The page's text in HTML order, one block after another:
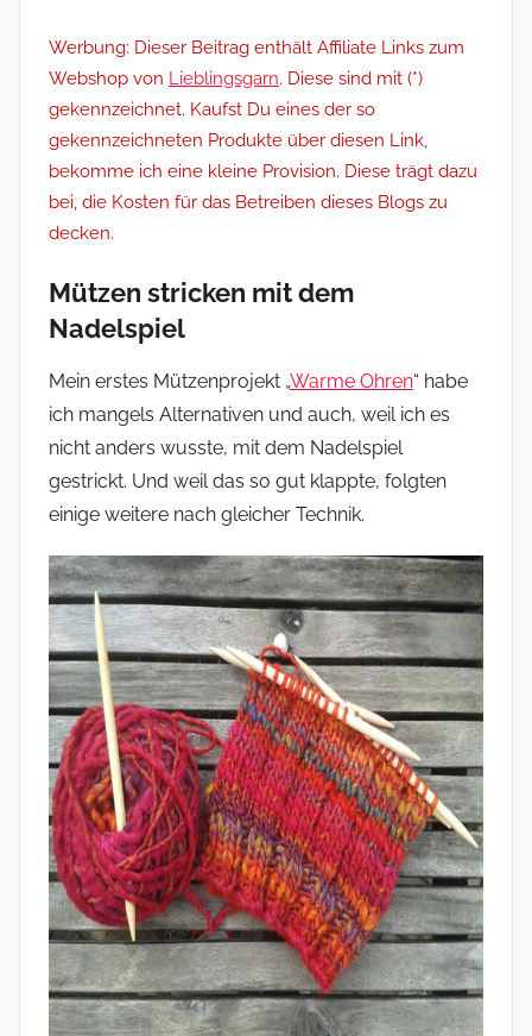
Werbung: Dieser Beitrag enthält Affiliate Links zum
Webshop von Lieblingsgarn. Diese sind mit (*)
gekennzeichnet. Kaufst Du eines der so
gekennzeichneten Produkte über diesen Link,
bekomme ich eine kleine Provision. Diese trägt dazu
bei, die Kosten für das Betreiben dieses Blogs zu
decken.
Mützen stricken mit dem
Nadelspiel
Mein erstes Mützenprojekt „Warme Ohren“ habe
ich mangels Alternativen und auch, weil ich es
nicht anders wusste, mit dem Nadelspiel
gestrickt. Und weil das so gut klappte, folgten
einige weitere nach gleicher Technik.